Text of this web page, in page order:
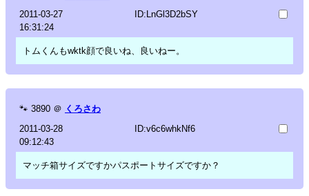
2011-03-27
16:31:24
ID:LnGl3D2bSY
トムくんもwktk顔で良いね、良いねー。
🐾 3890 ＠ くろさわ
2011-03-28
09:12:43
ID:v6c6whkNf6
マッチ箱サイズですかパスポートサイズですか？